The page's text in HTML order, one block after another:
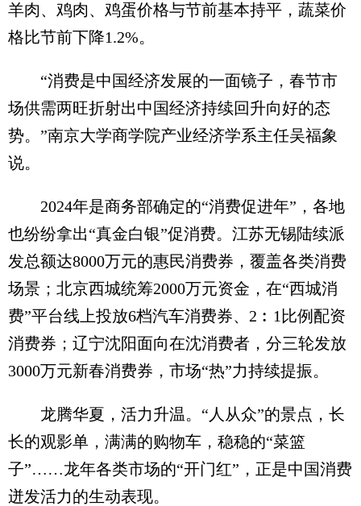
羊肉、鸡肉、鸡蛋价格与节前基本持平，蔬菜价
格比节前下降1.2%。
“消费是中国经济发展的一面镜子，春节市
场供需两旺折射出中国经济持续回升向好的态
势。”南京大学商学院产业经济学系主任吴福象
说。
2024年是商务部确定的“消费促进年”，各地
也纷纷拿出“真金白银”促消费。江苏无锡陆续派
发总额达8000万元的惠民消费券，覆盖各类消费
场景；北京西城统筹2000万元资金，在“西城消
费”平台线上投放6档汽车消费券、2︰1比例配资
消费券；辽宁沈阳面向在沈消费者，分三轮发放
3000万元新春消费券，市场“热”力持续提振。
龙腾华夏，活力升温。“人从众”的景点，长
长的观影单，满满的购物车，稳稳的“菜篮
子”……龙年各类市场的“开门红”，正是中国消费
迸发活力的生动表现。